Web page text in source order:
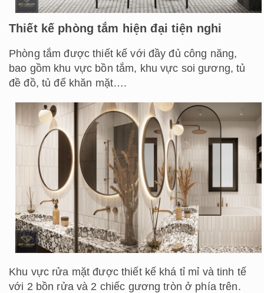
Thiết kế phòng tắm hiện đại tiện nghi
Phòng tắm được thiết kế với đầy đủ công năng,
bao gồm khu vực bồn tắm, khu vực soi gương, tủ
đề đồ, tủ để khăn mặt….
Khu vực rửa mặt được thiết kế khá tỉ mỉ và tinh tế
với 2 bồn rửa và 2 chiếc gương tròn ở phía trên.